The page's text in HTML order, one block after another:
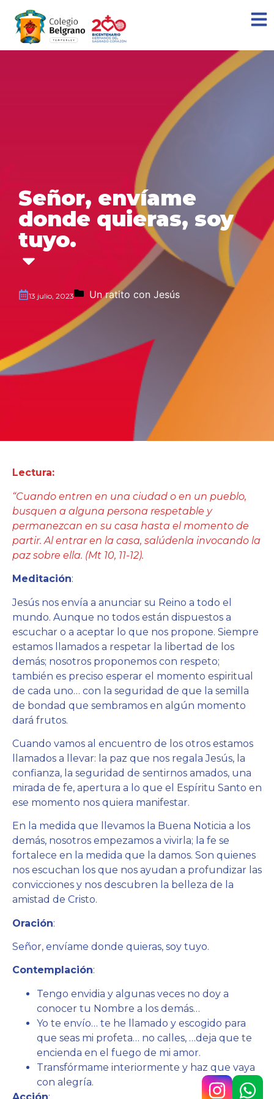
Señor, envíame
donde quieras, soy
tuyo.
13 julio, 2023 Un ratito con Jesús
Lectura:
“Cuando entren en una ciudad o en un pueblo,
busquen a alguna persona respetable y
permanezcan en su casa hasta el momento de
partir. Al entrar en la casa, salúdenla invocando la
paz sobre ella. (Mt 10, 11-12).
Meditación:
Jesús nos envía a anunciar su Reino a todo el
mundo. Aunque no todos están dispuestos a
escuchar o a aceptar lo que nos propone. Siempre
estamos llamados a respetar la libertad de los
demás; nosotros proponemos con respeto;
también es preciso esperar el momento espiritual
de cada uno… con la seguridad de que la semilla
de bondad que sembramos en algún momento
dará frutos.
Cuando vamos al encuentro de los otros estamos
llamados a llevar: la paz que nos regala Jesús, la
confianza, la seguridad de sentirnos amados, una
mirada de fe, apertura a lo que el Espíritu Santo en
ese momento nos quiera manifestar.
En la medida que llevamos la Buena Noticia a los
demás, nosotros empezamos a vivirla; la fe se
fortalece en la medida que la damos. Son quienes
nos escuchan los que nos ayudan a profundizar las
convicciones y nos descubren la belleza de la
amistad de Cristo.
Oración:
Señor, envíame donde quieras, soy tuyo.
Contemplación:
Tengo envidia y algunas veces no doy a
conocer tu Nombre a los demás…
Yo te envío… te he llamado y escogido para
que seas mi profeta… no calles, …deja que te
encienda en el fuego de mi amor.
Transfórmame interiormente y haz que vaya
con alegría.